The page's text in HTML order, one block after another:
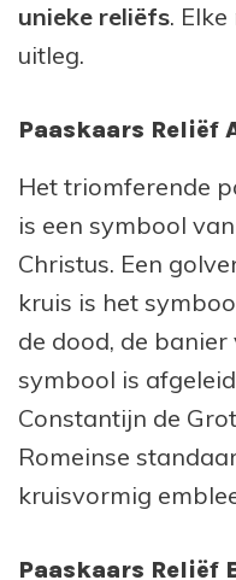
unieke reliëfs.
uitleg.
Paaskaars Reliëf
Het triomferende
is een symbool
Christus. Een
kruis is het
de dood, de
symbool is
Constantijn de
Romeinse
kruisvormig
Paaskaars Reliëf